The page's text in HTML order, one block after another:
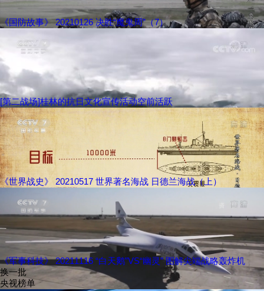
《国防故事》 20210126 决胜“魔鬼周”（7）
[第二战场]桂林的抗日文化宣传活动空前活跃
《世界战史》 20210517 世界著名海战 日德兰海战（上）
《军事科技》 20211116 “白天鹅”VS“幽灵” 图解尖端战略轰炸机
换一批
央视榜单